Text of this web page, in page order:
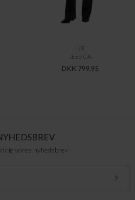
LEE
JESSICA
DKK 799,95
dig vores nyhedsbrev